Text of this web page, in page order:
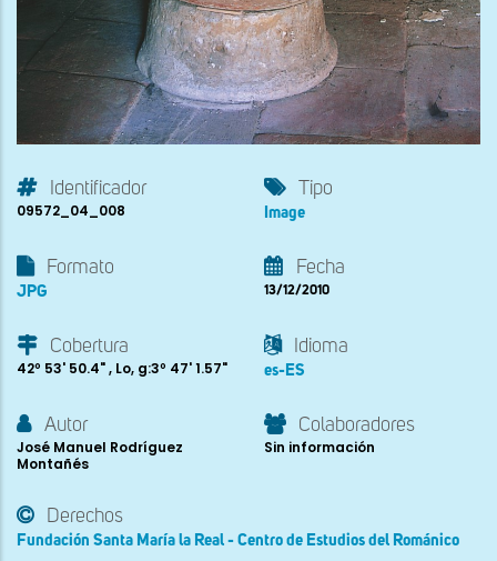
Identificador
09572_04_008
Tipo
Image
Formato
JPG
Fecha
13/12/2010
Cobertura
42º 53' 50.4" , Lo, g:3º 47' 1.57"
Idioma
es-ES
Autor
José Manuel Rodríguez
Montañés
Colaboradores
Sin información
Derechos
Fundación Santa María la Real - Centro de Estudios del Románico